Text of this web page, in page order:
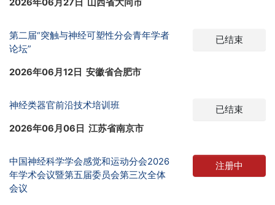
2026年06月27日 山西省大同市
第二届“突触与神经可塑性分会青年学者
论坛”
2026年06月12日 安徽省合肥市
已结束
神经类器官前沿技术培训班
2026年06月06日 江苏省南京市
已结束
中国神经科学学会感觉和运动分会2026
年学术会议暨第五届委员会第三次全体
会议
注册中